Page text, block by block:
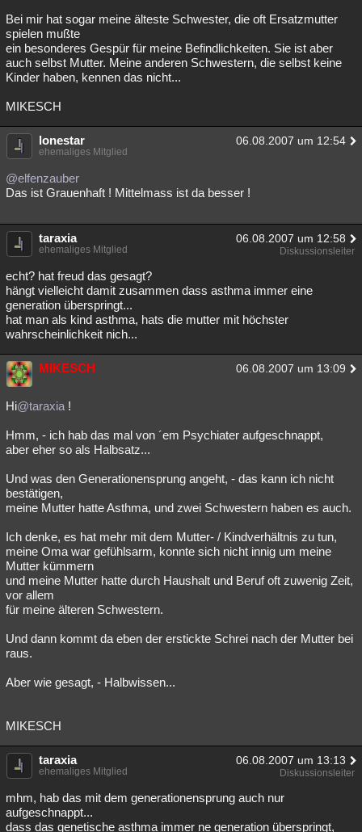
Bei mir hat sogar meine älteste Schwester, die oft Ersatzmutter
spielen mußte
ein besonderes Gespür für meine Befindlichkeiten. Sie ist aber
auch selbst Mutter. Meine anderen Schwestern, die selbst keine
Kinder haben, kennen das nicht...
MIKESCH
lonestar 06.08.2007 um 12:54
ehemaliges Mitglied
@elfenzauber
Das ist Grauenhaft ! Mittelmass ist da besser !
taraxia 06.08.2007 um 12:58
ehemaliges Mitglied Diskussionsleiter
echt? hat freud das gesagt?
hängt vielleicht damit zusammen dass asthma immer eine
generation überspringt...
hat man als kind asthma, hats die mutter mit höchster
wahrscheinlichkeit nich...
MIKESCH 06.08.2007 um 13:09
Hi@taraxia !
Hmm, - ich hab das mal von ´em Psychiater aufgeschnappt,
aber eher so als Halbsatz...
Und was den Generationensprung angeht, - das kann ich nicht
bestätigen,
meine Mutter hatte Asthma, und zwei Schwestern haben es auch.
Ich denke, es hat mehr mit dem Mutter- / Kindverhältnis zu tun,
meine Oma war gefühlsarm, konnte sich nicht innig um meine
Mutter kümmern
und meine Mutter hatte durch Haushalt und Beruf oft zuwenig Zeit,
vor allem
für meine älteren Schwestern.
Und dann kommt da eben der erstickte Schrei nach der Mutter bei
raus.
Aber wie gesagt, - Halbwissen...
MIKESCH
taraxia 06.08.2007 um 13:13
ehemaliges Mitglied Diskussionsleiter
mhm, hab das mit dem generationensprung auch nur
aufgeschnappt...
dass das genetische asthma immer ne generation überspringt,